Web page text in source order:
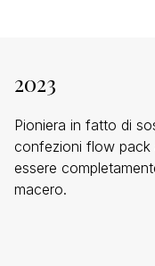
2023
Pioniera in fatto di
confezioni flow pack
essere
macero.